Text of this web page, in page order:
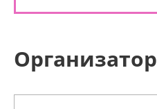
Организатор